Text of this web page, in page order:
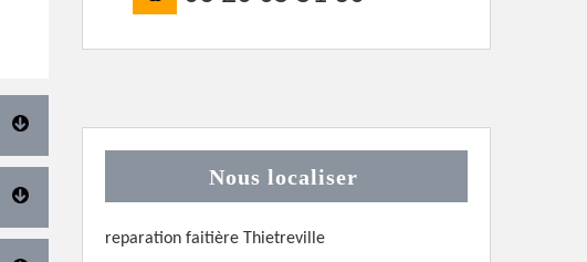
Nous localiser
reparation faitière Thietreville